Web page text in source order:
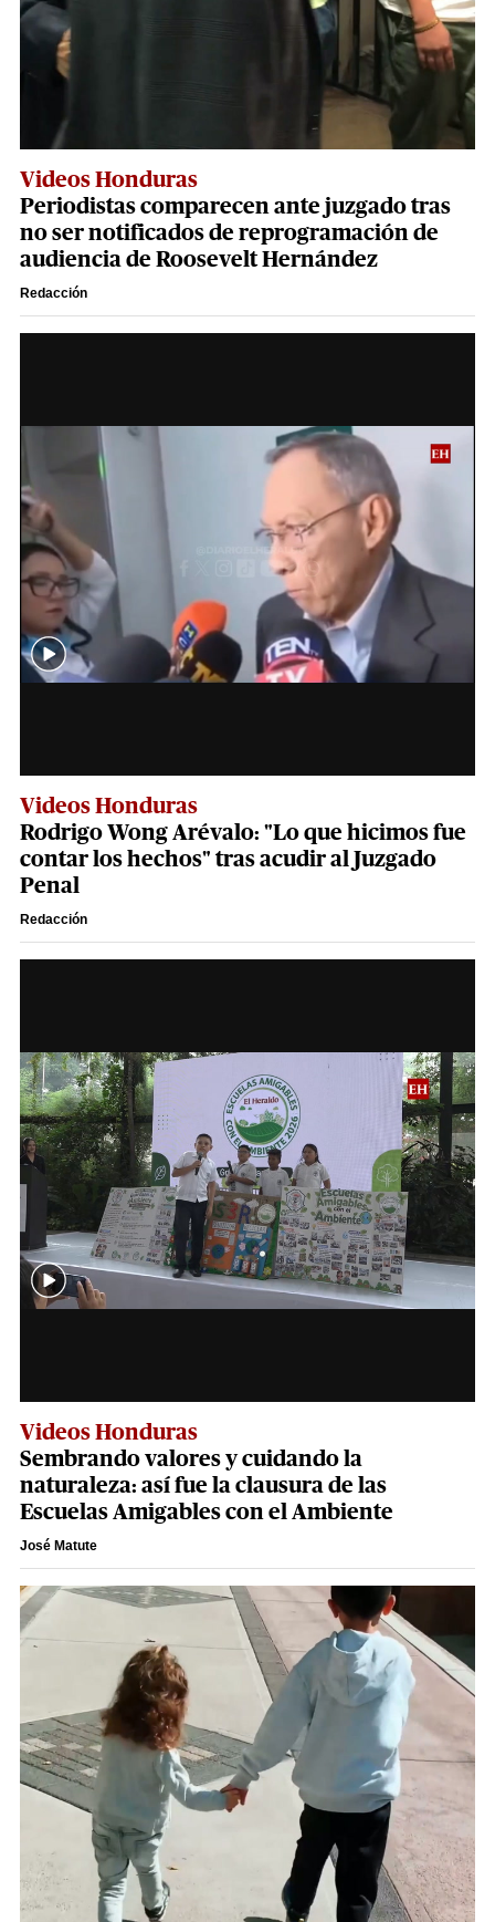
Videos Honduras
Periodistas comparecen ante juzgado tras
no ser notificados de reprogramación de
audiencia de Roosevelt Hernández
Redacción
Videos Honduras
Rodrigo Wong Arévalo: "Lo que hicimos fue
contar los hechos" tras acudir al Juzgado
Penal
Redacción
Videos Honduras
Sembrando valores y cuidando la
naturaleza: así fue la clausura de las
Escuelas Amigables con el Ambiente
José Matute